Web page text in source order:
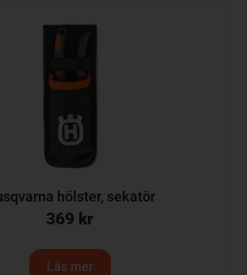
hölster, sekatör
369 kr
Läs mer